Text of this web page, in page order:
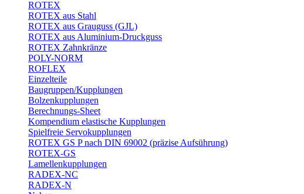
ROTEX
ROTEX aus Stahl
ROTEX aus Grauguss (GJL)
ROTEX aus Aluminium-Druckguss
ROTEX Zahnkränze
POLY-NORM
ROFLEX
Einzelteile
Baugruppen/Kupplungen
Bolzenkupplungen
Berechnungs-Sheet
Kompendium elastische Kupplungen
Spielfreie Servokupplungen
ROTEX GS P nach DIN 69002 (präzise Aufsührung)
ROTEX-GS
Lamellenkupplungen
RADEX-NC
RADEX-N